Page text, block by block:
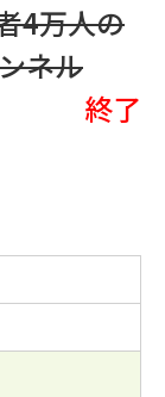
4万人の
ネル
終了